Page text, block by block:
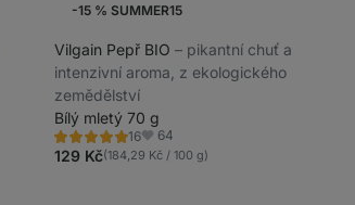
-15 % SUMMER15
Vilgain Pepř BIO ⁠–⁠ pikantní chuť a
intenzivní aroma, z ekologického
zemědělství
Bílý mletý 70 g
16
Hodnocení
5.0/5,
16
Oblíbené
64
129 Kč(184,29 Kč / 100 g)